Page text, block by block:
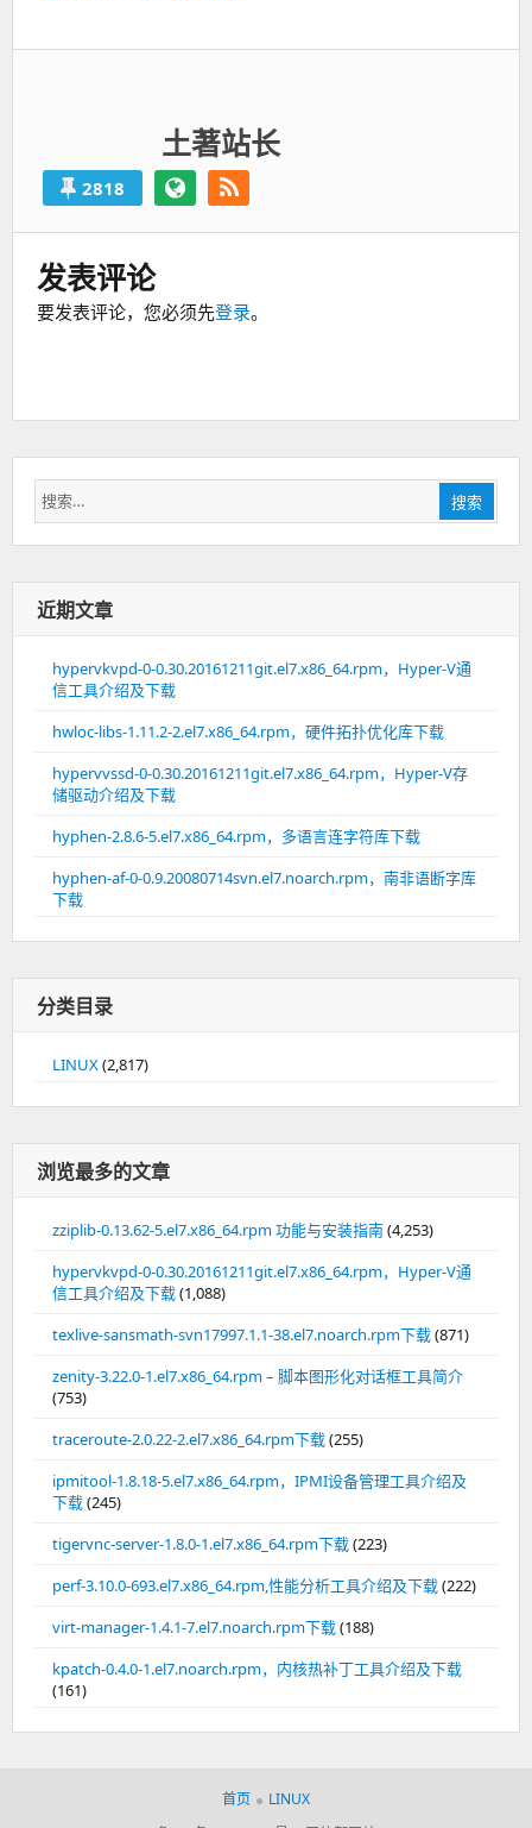
土著站长
2818
发表评论
要发表评论，您必须先登录。
搜
索：
搜索
近期文章
hypervkvpd-0-0.30.20161211git.el7.x86_64.rpm，Hyper-V通
信工具介绍及下载
hwloc-libs-1.11.2-2.el7.x86_64.rpm，硬件拓扑优化库下载
hypervvssd-0-0.30.20161211git.el7.x86_64.rpm，Hyper-V存
储驱动介绍及下载
hyphen-2.8.6-5.el7.x86_64.rpm，多语言连字符库下载
hyphen-af-0-0.9.20080714svn.el7.noarch.rpm，南非语断字库
下载
分类目录
LINUX(2,817)
浏览最多的文章
zziplib-0.13.62-5.el7.x86_64.rpm 功能与安装指南(4,253)
hypervkvpd-0-0.30.20161211git.el7.x86_64.rpm，Hyper-V通
信工具介绍及下载(1,088)
texlive-sansmath-svn17997.1.1-38.el7.noarch.rpm下载(871)
zenity-3.22.0-1.el7.x86_64.rpm – 脚本图形化对话框工具简介
(753)
traceroute-2.0.22-2.el7.x86_64.rpm下载(255)
ipmitool-1.8.18-5.el7.x86_64.rpm，IPMI设备管理工具介绍及
下载(245)
tigervnc-server-1.8.0-1.el7.x86_64.rpm下载(223)
perf-3.10.0-693.el7.x86_64.rpm,性能分析工具介绍及下载(222)
virt-manager-1.4.1-7.el7.noarch.rpm下载(188)
kpatch-0.4.0-1.el7.noarch.rpm，内核热补丁工具介绍及下载
(161)
首页
LINUX